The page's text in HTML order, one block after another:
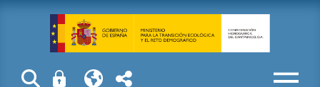
Sala de prensa